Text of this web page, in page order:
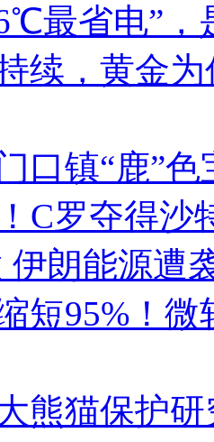
最省电”，
续，黄金
口镇“鹿”
C罗夺得沙
伊朗能源遭
短95%！
熊猫保护